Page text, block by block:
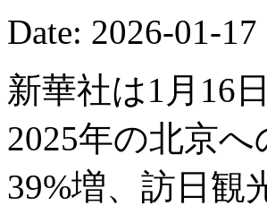
Date: 2026-01-17
新華社は1月16
2025年の北京
39%増、訪日観